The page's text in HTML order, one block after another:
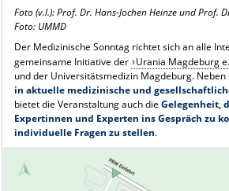
Foto (v.l.): Prof. Dr. Hans-Jochen Heinze und Prof.
Foto: UMMD
Der Medizinische Sonntag richtet sich an alle
gemeinsame Initiative der Urania Magdeburg
und der Universitätsmedizin Magdeburg. Neben
in aktuelle medizinische und
bietet die Veranstaltung auch die Gelegenheit,
Expertinnen und Experten ins Gespräch zu
individuelle Fragen zu stellen.